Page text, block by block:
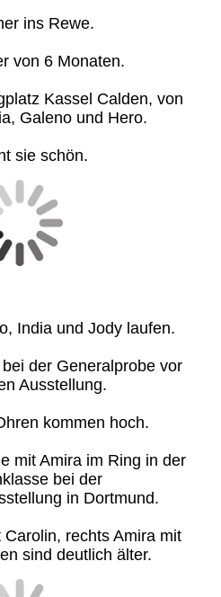
ins Rewe.
von 6 Monaten.
Kassel Calden, von
Galeno und Hero.
sie schön.
India und Jody laufen.
der Generalprobe vor
Ausstellung.
kommen hoch.
mit Amira im Ring in der
bei der
in Dortmund.
rechts Amira mit
sind deutlich älter.